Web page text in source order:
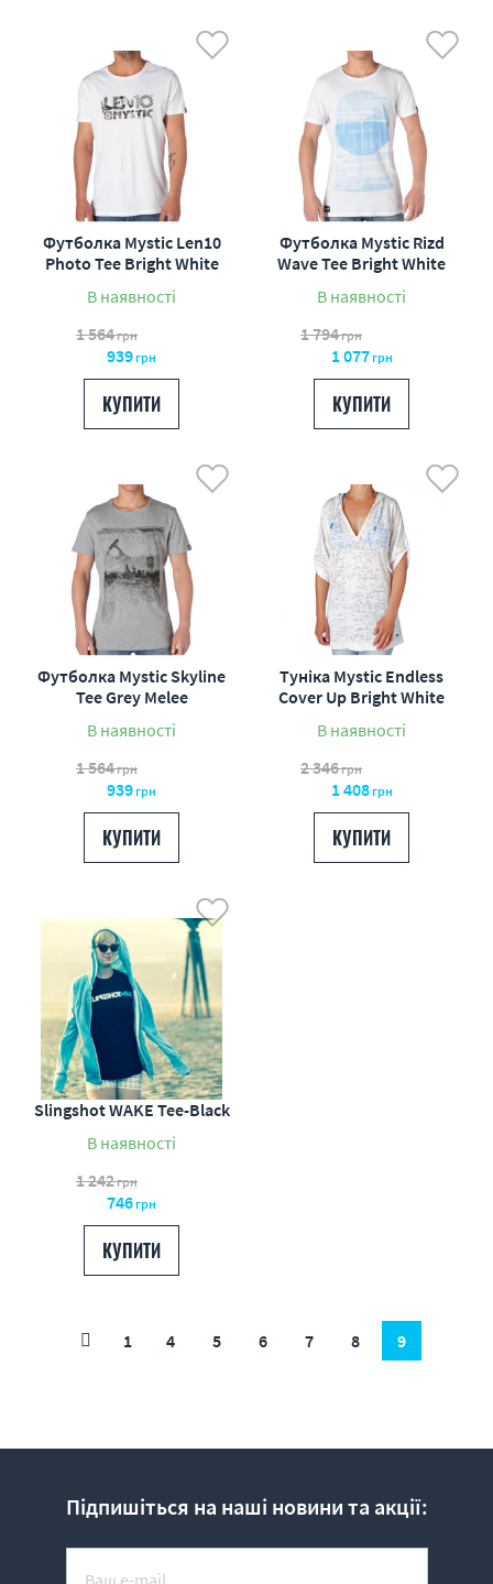
Футболка Mystic Len10
Photo Tee Bright White
В наявності
1 564грн
939грн
КУПИТИ
Футболка Mystic Rizd
Wave Tee Bright White
В наявності
1 794грн
1 077грн
КУПИТИ
Футболка Mystic Skyline
Tee Grey Melee
В наявності
1 564грн
939грн
КУПИТИ
Туніка Mystic Endless
Cover Up Bright White
В наявності
2 346грн
1 408грн
КУПИТИ
Slingshot WAKE Tee-Black
В наявності
1 242грн
746грн
КУПИТИ
1 4 5 6 7 8 9
Підпишіться на наші новини та акції: